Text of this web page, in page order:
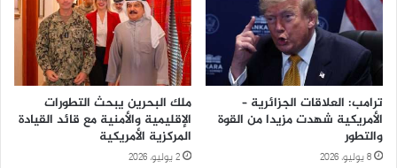
ترامب: العلاقات الجزائرية –
الأمريكية شهدت مزيدا من القوة
والتطور
8 يوليو، 2026
ملك البحرين يبحث التطورات
الإقليمية والأمنية مع قائد القيادة
المركزية الأمريكية
2 يوليو، 2026